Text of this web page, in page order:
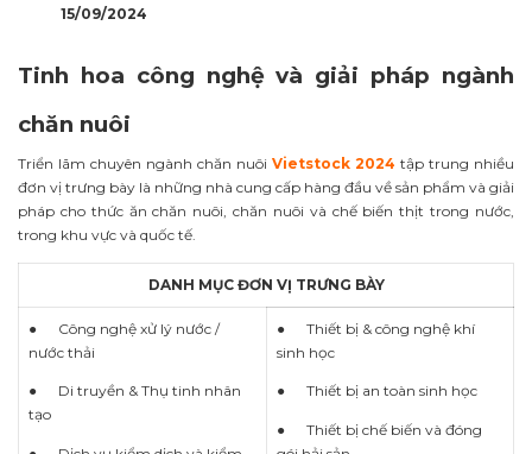
15/09/2024
Tinh hoa công nghệ và giải pháp ngành
chăn nuôi
Triển lãm chuyên ngành chăn nuôi Vietstock 2024 tập trung nhiều
đơn vị trưng bày là những nhà cung cấp hàng đầu về sản phẩm và giải
pháp cho thức ăn chăn nuôi, chăn nuôi và chế biến thịt trong nước,
trong khu vực và quốc tế.
DANH MỤC ĐƠN VỊ TRƯNG BÀY
● Công nghệ xử lý nước /
nước thải
● Di truyền & Thụ tinh nhân
tạo
● Thiết bị & công nghệ khí
sinh học
● Thiết bị an toàn sinh học
● Thiết bị chế biến và đóng